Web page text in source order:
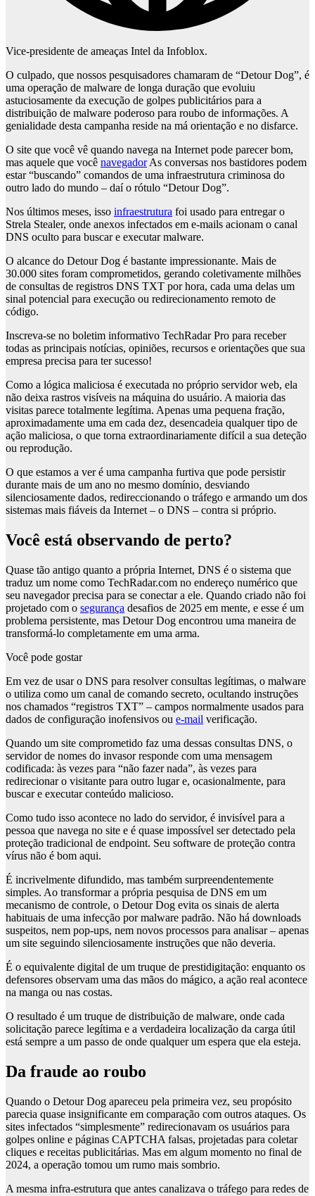
Vice-presidente de ameaças Intel da Infoblox.
O culpado, que nossos pesquisadores chamaram de “Detour Dog”, é
uma operação de malware de longa duração que evoluiu
astuciosamente da execução de golpes publicitários para a
distribuição de malware poderoso para roubo de informações. A
genialidade desta campanha reside na má orientação e no disfarce.
O site que você vê quando navega na Internet pode parecer bom,
mas aquele que você navegadorAs conversas nos bastidores podem
estar “buscando” comandos de uma infraestrutura criminosa do
outro lado do mundo – daí o rótulo “Detour Dog”.
Nos últimos meses, isso infraestrutura foi usado para entregar o
Strela Stealer, onde anexos infectados em e-mails acionam o canal
DNS oculto para buscar e executar malware.
O alcance do Detour Dog é bastante impressionante. Mais de
30.000 sites foram comprometidos, gerando coletivamente milhões
de consultas de registros DNS TXT por hora, cada uma delas um
sinal potencial para execução ou redirecionamento remoto de
código.
Inscreva-se no boletim informativo TechRadar Pro para receber
todas as principais notícias, opiniões, recursos e orientações que sua
empresa precisa para ter sucesso!
Como a lógica maliciosa é executada no próprio servidor web, ela
não deixa rastros visíveis na máquina do usuário. A maioria das
visitas parece totalmente legítima. Apenas uma pequena fração,
aproximadamente uma em cada dez, desencadeia qualquer tipo de
ação maliciosa, o que torna extraordinariamente difícil a sua deteção
ou reprodução.
O que estamos a ver é uma campanha furtiva que pode persistir
durante mais de um ano no mesmo domínio, desviando
silenciosamente dados, redireccionando o tráfego e armando um dos
sistemas mais fiáveis ​​da Internet – o DNS – contra si próprio.
Você está observando de perto?
Quase tão antigo quanto a própria Internet, DNS é o sistema que
traduz um nome como TechRadar.com no endereço numérico que
seu navegador precisa para se conectar a ele. Quando criado não foi
projetado com o segurança desafios de 2025 em mente, e esse é um
problema persistente, mas Detour Dog encontrou uma maneira de
transformá-lo completamente em uma arma.
Você pode gostar
Em vez de usar o DNS para resolver consultas legítimas, o malware
o utiliza como um canal de comando secreto, ocultando instruções
nos chamados “registros TXT” – campos normalmente usados ​​para
dados de configuração inofensivos ou e-mail verificação.
Quando um site comprometido faz uma dessas consultas DNS, o
servidor de nomes do invasor responde com uma mensagem
codificada: às vezes para “não fazer nada”, às vezes para
redirecionar o visitante para outro lugar e, ocasionalmente, para
buscar e executar conteúdo malicioso.
Como tudo isso acontece no lado do servidor, é invisível para a
pessoa que navega no site e é quase impossível ser detectado pela
proteção tradicional de endpoint. Seu software de proteção contra
vírus não é bom aqui.
É incrivelmente difundido, mas também surpreendentemente
simples. Ao transformar a própria pesquisa de DNS em um
mecanismo de controle, o Detour Dog evita os sinais de alerta
habituais de uma infecção por malware padrão. Não há downloads
suspeitos, nem pop-ups, nem novos processos para analisar – apenas
um site seguindo silenciosamente instruções que não deveria.
É o equivalente digital de um truque de prestidigitação: enquanto os
defensores observam uma das mãos do mágico, a ação real acontece
na manga ou nas costas.
O resultado é um truque de distribuição de malware, onde cada
solicitação parece legítima e a verdadeira localização da carga útil
está sempre a um passo de onde qualquer um espera que ela esteja.
Da fraude ao roubo
Quando o Detour Dog apareceu pela primeira vez, seu propósito
parecia quase insignificante em comparação com outros ataques. Os
sites infectados “simplesmente” redirecionavam os usuários para
golpes online e páginas CAPTCHA falsas, projetadas para coletar
cliques e receitas publicitárias. Mas em algum momento no final de
2024, a operação tomou um rumo mais sombrio.
A mesma infra-estrutura que antes canalizava o tráfego para redes de